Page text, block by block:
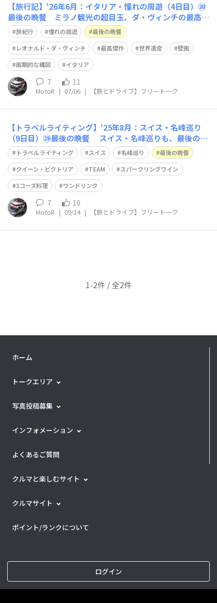
【旅行記】'26年6月：イタリア・憧れの周遊（4日目）⑳
最後の晩餐 ミラノ観光の超目玉、ダ・ヴィンチの最高傑
作『最後の晩餐』（世界遺産④）観賞すべく「サンタ・マ
リア・ディレグラツィエ教会」に😀同じダ・ヴィンチの
作品でも「モナ・リザ」なら、額に入った油彩画何処でも
観れる可能性が有りますが…「最後の晩餐
旅紀行 憧れの周遊
最後の晩餐
レオナルド・ダ・ヴィンチ
最高傑作 世界遺産
壁画
画期的な構図
イタリア
7 11
MotoR | 07/06 | 【旅とドライブ】フリートーク
【トラベルライティング】'25年8月：スイス・名峰巡り
（9日目）㉙最後の晩餐 スイス・名峰巡りも、最後の晩
餐 食事会場は山頂ホテル「ピラトゥス・クルム」のメイ
ンダイニング ベルエポック調の「クイーン・ビクトリ
ア」でした😀 1868年にビクトリア女王がピラトゥスに来
訪され、命名された由緒正しき場所
トラベルライティング スイス 名峰巡り
最後の晩餐
クイーン・ビクトリア
TEAM
スパークリングワイン
3コーズ料理
ワンドリンク
7 10
MotoR | 09/14 | 【旅とドライブ】フリートーク
1-2件 / 全2件
ホーム
トークエリア
写真投稿募集
インフォメーション
よくあるご質問
クルマと楽しむサイト
クルマサイト
ポイント/ランクについて
ログイン